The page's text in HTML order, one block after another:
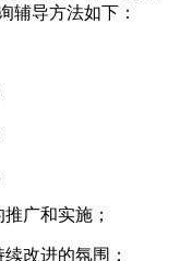
辅导方法如下：
广和实施；
改进的氛围；